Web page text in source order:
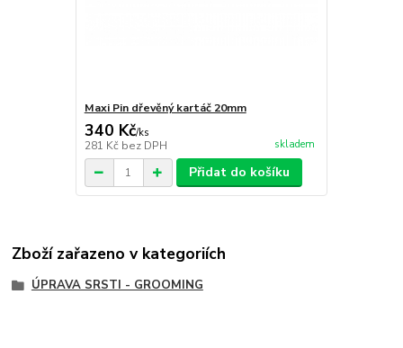
Maxi Pin dřevěný kartáč 20mm
340 Kč/ks
281 Kč bez DPH skladem
Přidat do košíku
Zboží zařazeno v kategoriích
ÚPRAVA SRSTI - GROOMING